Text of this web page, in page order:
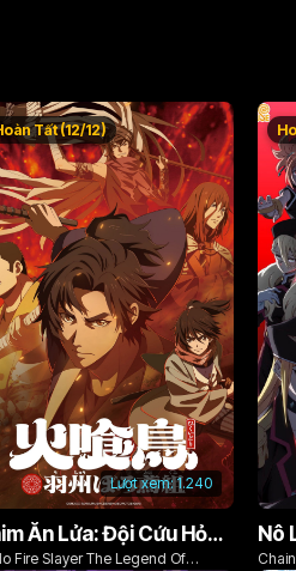
Lượt xem: 1.240
Tất (12/12)
Chim Ăn Lửa: Đội Cứu Hỏa Rách Rưới Vùng Ushu
Fire Slayer The Legend Of